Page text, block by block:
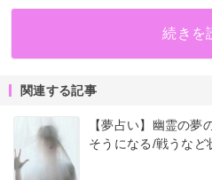
続きを
関連する記事
【夢占い】幽霊の
そうになる/戦うなど